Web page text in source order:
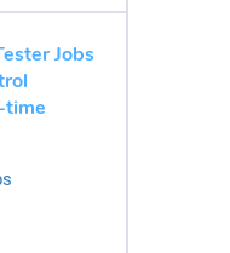
Jobs
time